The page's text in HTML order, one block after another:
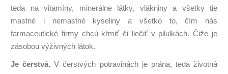
teda na vitamíny, minerálne látky, vlákniny a všetky tie
mastné i nemastné kyseliny a všetko to, čím nás
farmaceutické firmy chcú kŕmiť či liečiť v pilulkách. Čiže je
zásobou výživných látok.
Je čerstvá. V čerstvých potravinách je prána, teda životná